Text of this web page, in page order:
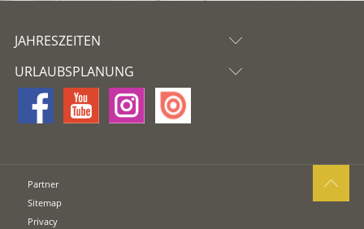
JAHRESZEITEN
URLAUBSPLANUNG
Partner
Sitemap
Privacy